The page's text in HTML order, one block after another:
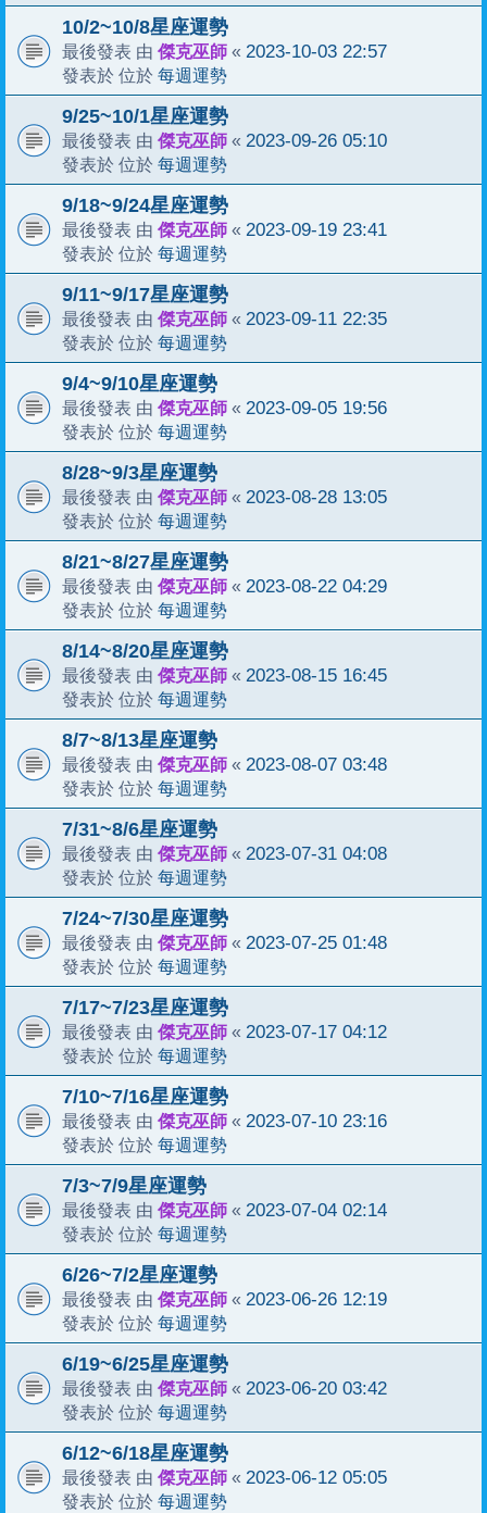
10/2~10/8星座運勢
最後發表 由 傑克巫師 « 2023-10-03 22:57
發表於 位於 每週運勢
9/25~10/1星座運勢
最後發表 由 傑克巫師 « 2023-09-26 05:10
發表於 位於 每週運勢
9/18~9/24星座運勢
最後發表 由 傑克巫師 « 2023-09-19 23:41
發表於 位於 每週運勢
9/11~9/17星座運勢
最後發表 由 傑克巫師 « 2023-09-11 22:35
發表於 位於 每週運勢
9/4~9/10星座運勢
最後發表 由 傑克巫師 « 2023-09-05 19:56
發表於 位於 每週運勢
8/28~9/3星座運勢
最後發表 由 傑克巫師 « 2023-08-28 13:05
發表於 位於 每週運勢
8/21~8/27星座運勢
最後發表 由 傑克巫師 « 2023-08-22 04:29
發表於 位於 每週運勢
8/14~8/20星座運勢
最後發表 由 傑克巫師 « 2023-08-15 16:45
發表於 位於 每週運勢
8/7~8/13星座運勢
最後發表 由 傑克巫師 « 2023-08-07 03:48
發表於 位於 每週運勢
7/31~8/6星座運勢
最後發表 由 傑克巫師 « 2023-07-31 04:08
發表於 位於 每週運勢
7/24~7/30星座運勢
最後發表 由 傑克巫師 « 2023-07-25 01:48
發表於 位於 每週運勢
7/17~7/23星座運勢
最後發表 由 傑克巫師 « 2023-07-17 04:12
發表於 位於 每週運勢
7/10~7/16星座運勢
最後發表 由 傑克巫師 « 2023-07-10 23:16
發表於 位於 每週運勢
7/3~7/9星座運勢
最後發表 由 傑克巫師 « 2023-07-04 02:14
發表於 位於 每週運勢
6/26~7/2星座運勢
最後發表 由 傑克巫師 « 2023-06-26 12:19
發表於 位於 每週運勢
6/19~6/25星座運勢
最後發表 由 傑克巫師 « 2023-06-20 03:42
發表於 位於 每週運勢
6/12~6/18星座運勢
最後發表 由 傑克巫師 « 2023-06-12 05:05
發表於 位於 每週運勢